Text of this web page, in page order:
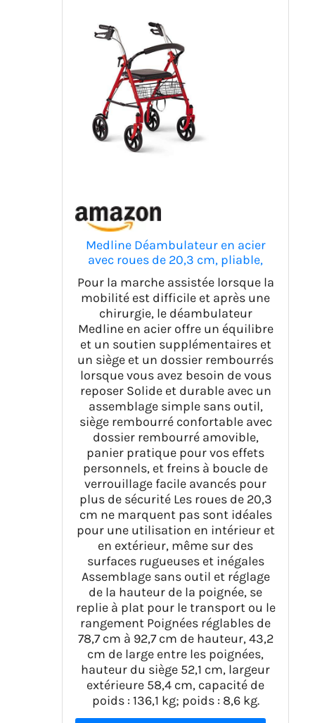
Medline Déambulateur en acier
avec roues de 20,3 cm, pliable,
bras réglables, supporte 136 kg,
rouge
Pour la marche assistée lorsque la
mobilité est difficile et après une
chirurgie, le déambulateur
Medline en acier offre un équilibre
et un soutien supplémentaires et
un siège et un dossier rembourrés
lorsque vous avez besoin de vous
reposer Solide et durable avec un
assemblage simple sans outil,
siège rembourré confortable avec
dossier rembourré amovible,
panier pratique pour vos effets
personnels, et freins à boucle de
verrouillage facile avancés pour
plus de sécurité Les roues de 20,3
cm ne marquent pas sont idéales
pour une utilisation en intérieur et
en extérieur, même sur des
surfaces rugueuses et inégales
Assemblage sans outil et réglage
de la hauteur de la poignée, se
replie à plat pour le transport ou le
rangement Poignées réglables de
78,7 cm à 92,7 cm de hauteur, 43,2
cm de large entre les poignées,
hauteur du siège 52,1 cm, largeur
extérieure 58,4 cm, capacité de
poids : 136,1 kg; poids : 8,6 kg.